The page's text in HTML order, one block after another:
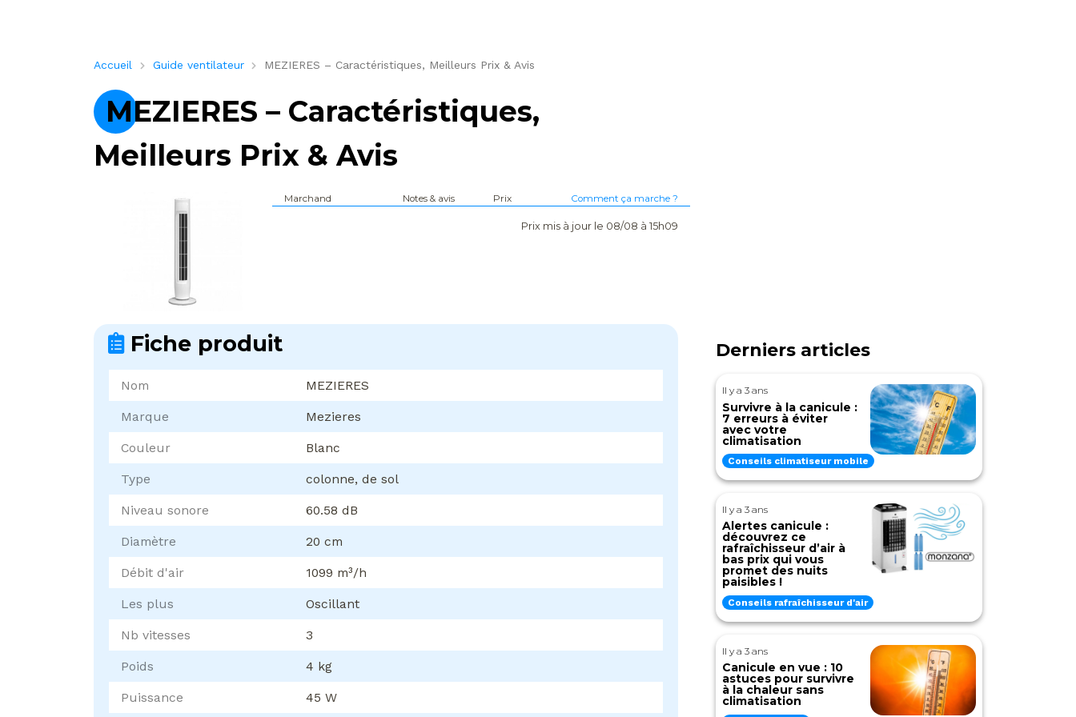
Accueil Guide ventilateur MEZIERES – Caractéristiques, Meilleurs Prix & Avis
MEZIERES – Caractéristiques,
Meilleurs Prix & Avis
Marchand Notes & avis Prix Comment ça marche ?
Prix mis à jour le 08/08 à 15h09
Fiche produit
Nom MEZIERES
Marque Mezieres
Couleur Blanc
Type colonne, de sol
Niveau sonore 60.58 dB
Diamètre 20 cm
Débit d'air 1099 m³/h
Les plus Oscillant
Nb vitesses 3
Poids 4 kg
Puissance 45 W
Derniers articles
Il y a 3 ans
Survivre à la canicule :
7 erreurs à éviter
avec votre
climatisation
Conseils climatiseur mobile
Il y a 3 ans
Alertes canicule :
découvrez ce
rafraîchisseur d’air à
bas prix qui vous
promet des nuits
paisibles !
Conseils rafraîchisseur d'air
Il y a 3 ans
Canicule en vue : 10
astuces pour survivre
à la chaleur sans
climatisation